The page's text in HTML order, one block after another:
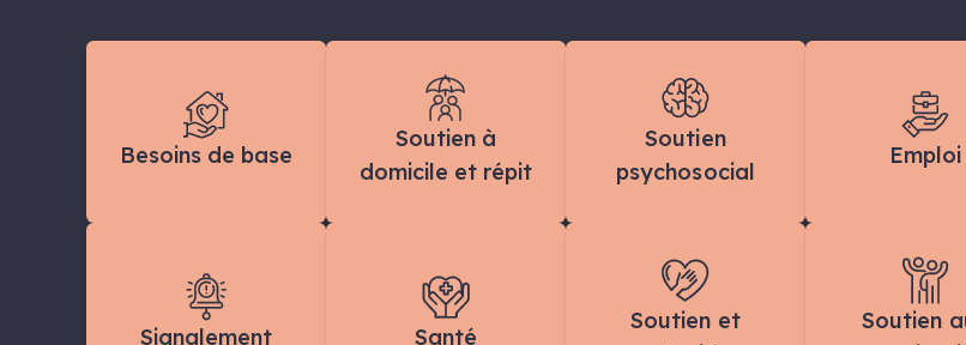
Besoins de base
Soutien à
domicile et répit
Soutien
psychosocial
Emploi
Signalement Santé
Soutien et
Soutien